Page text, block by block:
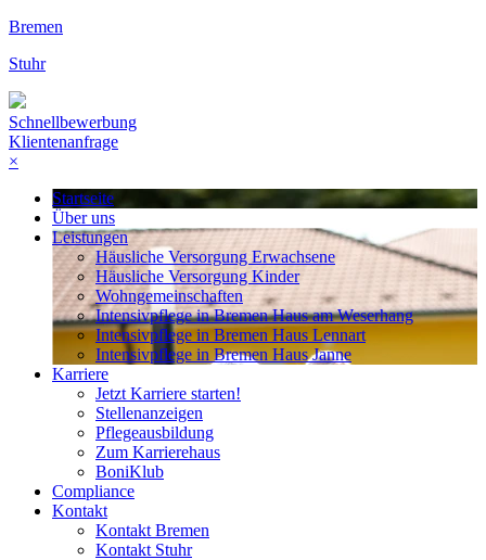
Bremen
Stuhr
Schnellbewerbung
Klientenanfrage
×
Startseite
Über uns
Leistungen
Häusliche Versorgung Erwachsene
Häusliche Versorgung Kinder
Wohngemeinschaften
Intensivpflege in Bremen Haus am Weserhang
Intensivpflege in Bremen Haus Lennart
Intensivpflege in Bremen Haus Janne
Karriere
Jetzt Karriere starten!
Stellenanzeigen
Pflegeausbildung
Zum Karrierehaus
BoniKlub
Compliance
Kontakt
Kontakt Bremen
Kontakt Stuhr